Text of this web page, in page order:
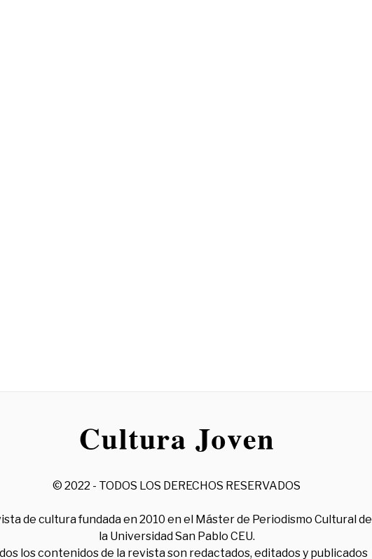
© 2022 - TODOS LOS DERECHOS RESERVADOS
de cultura fundada en 2010 en el Máster de Periodismo Cultural de
la Universidad San Pablo CEU.
los contenidos de la revista son redactados, editados y publicados